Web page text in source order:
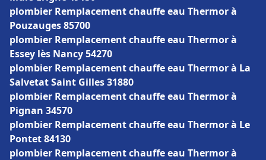
plombier Remplacement chauffe eau Thermor à
Pouzauges 85700
plombier Remplacement chauffe eau Thermor à
Essey lès Nancy 54270
plombier Remplacement chauffe eau Thermor à La
Salvetat Saint Gilles 31880
plombier Remplacement chauffe eau Thermor à
Pignan 34570
plombier Remplacement chauffe eau Thermor à Le
Pontet 84130
plombier Remplacement chauffe eau Thermor à